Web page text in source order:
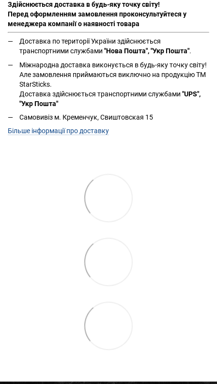
Здійснюється доставка в будь-яку точку світу!
Перед оформленням замовлення проконсультуйтеся у
менеджера компанії о наявності товара
Доставка по території України здійснюється
транспортними службами "Нова Пошта", "Укр Пошта".
Міжнародна доставка виконується в будь-яку точку світу!
Але замовлення приймаються виключно на продукцію ТМ
StarSticks.
Доставка здійснюється транспортними службами "UPS",
"Укр Пошта"
Самовивіз м. Кременчук, Свиштовская 15
Більше інформації про доставку